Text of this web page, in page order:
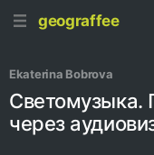
geograffee
Ekaterina Bobrova
Светомузыка.
через